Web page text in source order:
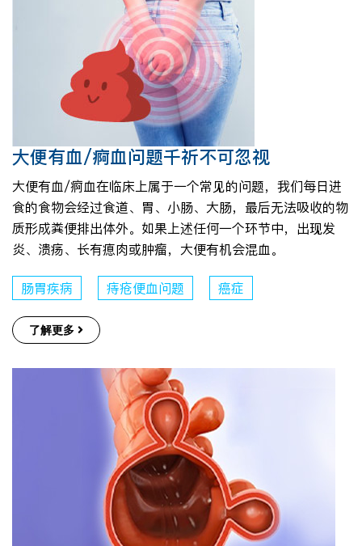
大便有血/痾血问题千祈不可忽视
大便有血/痾血在临床上属于一个常见的问题，我们每日进
食的食物会经过食道、胃、小肠、大肠，最后无法吸收的物
质形成粪便排出体外。如果上述任何一个环节中，出现发
炎、溃疡、长有瘜肉或肿瘤，大便有机会混血。
肠胃疾病 痔疮便血问题 癌症
了解更多